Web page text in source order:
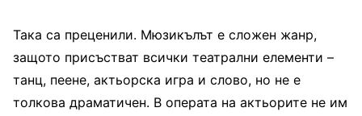
Така са преценили. Мюзикълът е сложен жанр,
защото присъстват всички театрални елементи –
танц, пеене, актьорска игра и слово, но не е
толкова драматичен. В операта на актьорите не им